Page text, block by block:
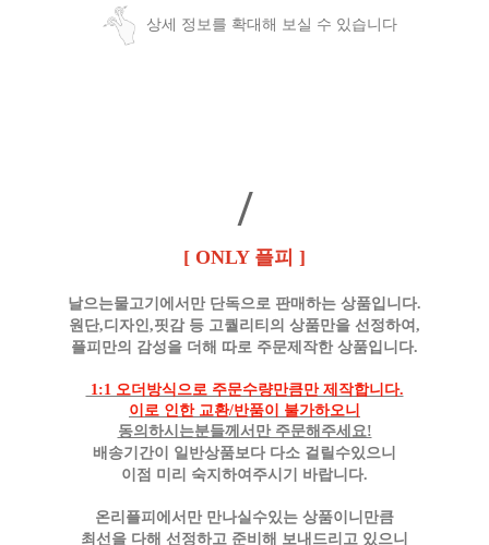
상세 정보를 확대해 보실 수 있습니다
/
[ ONLY 플피 ]
날으는물고기에서만 단독으로 판매하는 상품입니다.
원단,디자인,핏감 등 고퀄리티의 상품만을 선정하여,
플피만의 감성을 더해 따로 주문제작한 상품입니다.
1:1 오더방식으로 주문수량만큼만 제작합니다.
이로 인한 교환/반품이 불가하오니
동의하시는분들께서만 주문해주세요!
배송기간이 일반상품보다 다소 걸릴수있으니
이점 미리 숙지하여주시기 바랍니다.
온리플피에서만 만나실수있는 상품이니만큼
최선을 다해 선정하고 준비해 보내드리고 있으니